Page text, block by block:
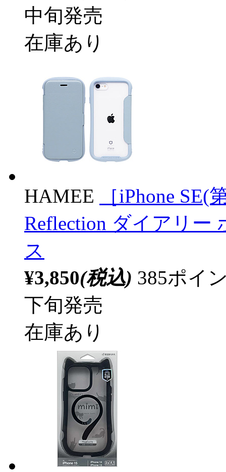
中旬発売
在庫あり
HAMEE
［iPhone
Reflection ダイアリー
ス
¥3,850(税込) 385ポイ
下旬発売
在庫あり